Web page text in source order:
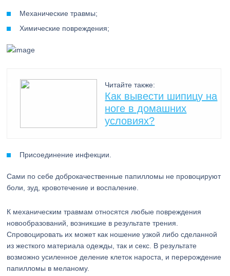
Механические травмы;
Химические повреждения;
Читайте также:
Как вывести шипицу на
ноге в домашних
условиях?
Присоединение инфекции.
Сами по себе доброкачественные папилломы не провоцируют
боли, зуд, кровотечение и воспаление.
К механическим травмам относятся любые повреждения
новообразований, возникшие в результате трения.
Спровоцировать их может как ношение узкой либо сделанной
из жесткого материала одежды, так и секс. В результате
возможно усиленное деление клеток нароста, и перерождение
папилломы в меланому.